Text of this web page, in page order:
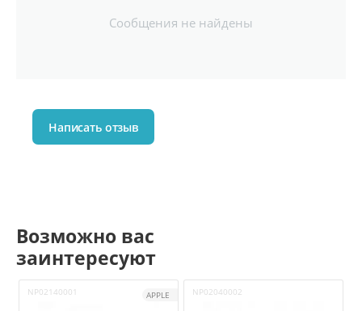
Сообщения не найдены
Написать отзыв
Возможно вас
заинтересуют
NP02140001 APPLE NP02040002